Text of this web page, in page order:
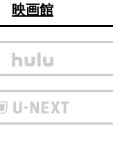
映画館